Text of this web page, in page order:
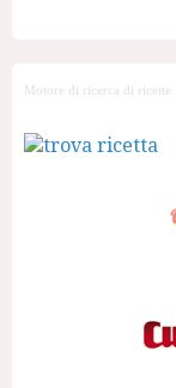
Motore di ricerca di ricette